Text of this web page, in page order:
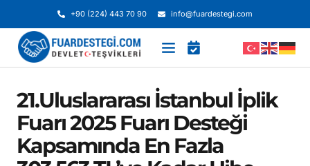
+90 (224) 443 70 90 info@fuardestegi.com
21.Uluslararası İstanbul İplik
Fuarı 2025 Fuarı Desteği
Kapsamında En Fazla